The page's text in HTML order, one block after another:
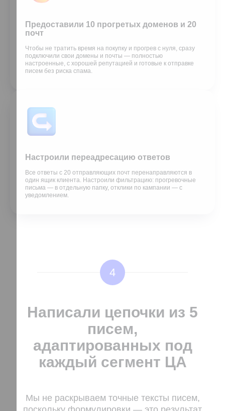
Предоставили 10 прогретых доменов и 20
почт
Чтобы не тратить время на покупку и прогрев с нуля, сразу
подключили свои домены и почты — полностью
настроенные, с хорошей репутацией и готовые к отправке
писем без риска спама.
Настроили переадресацию ответов
Все ответы с 20 отправляющих почт перенаправляются в
один ящик клиента. Настроили фильтрацию: прогревочные
письма — в отдельную папку, отклики по кампании — с
уведомлением.
4
Написали цепочки из 5
писем,
адаптированных под
каждый сегмент ЦА
Мы не раскрываем точные тексты писем,